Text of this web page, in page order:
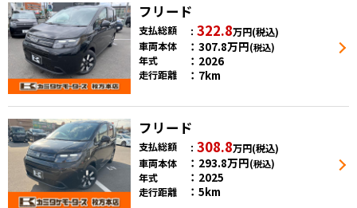
フリード
支払総額 322.8万円(税込)
車両本体
307.8万円(税込)
年式 2026
走行距離 7km
フリード
支払総額 308.8万円(税込)
車両本体
293.8万円(税込)
年式 2025
走行距離 5km